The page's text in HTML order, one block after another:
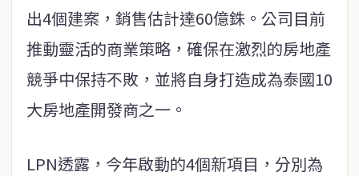
出4個建案，銷售估計達60億銖。公司目前
推動靈活的商業策略，確保在激烈的房地產
競爭中保持不敗，並將自身打造成為泰國10
大房地產開發商之一。
LPN透露，今年啟動的4個新項目，分別為